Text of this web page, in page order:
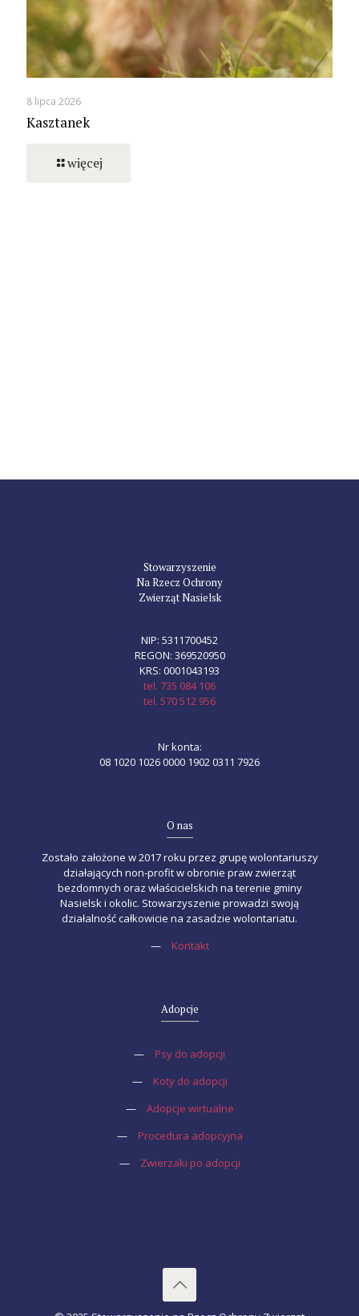
8 lipca 2026
Kasztanek
więcej
Stowarzyszenie
Na Rzecz Ochrony
Zwierząt Nasielsk
NIP: 5311700452
REGON: 369520950
KRS: 0001043193
tel. 735 084 106
tel. 570 512 956
Nr konta:
08 1020 1026 0000 1902 0311 7926
O nas
Zostało założone w 2017 roku przez grupę wolontariuszy
działających non-profit w obronie praw zwierząt
bezdomnych oraz właścicielskich na terenie gminy
Nasielsk i okolic. Stowarzyszenie prowadzi swoją
działalność całkowicie na zasadzie wolontariatu.
—
Kontakt
Adopcje
—
Psy do adopcji
—
Koty do adopcji
—
Adopcje wirtualne
—
Procedura adopcyjna
—
Zwierzaki po adopcji